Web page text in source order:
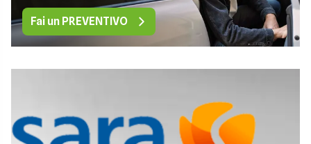
Fai un PREVENTIVO